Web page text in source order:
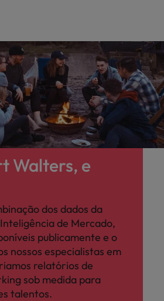
Walters, e
dos dados da
de Mercado,
publicamente e o
nossos especialistas em
relatórios de
sob medida para
talentos.